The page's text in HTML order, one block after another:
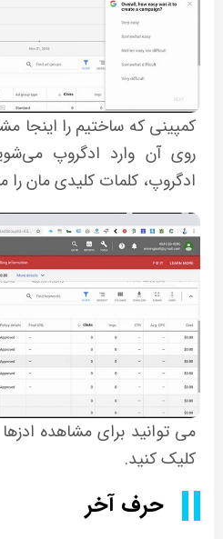
کمپینی که ساختیم را اینجا
روی آن وارد ادگروپ
ادگروپ، کلمات کلیدی مان
کلیک ‌کنید.
حرف آخر